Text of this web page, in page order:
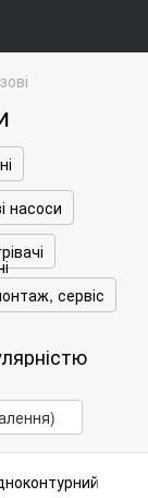
насоси
сервіс